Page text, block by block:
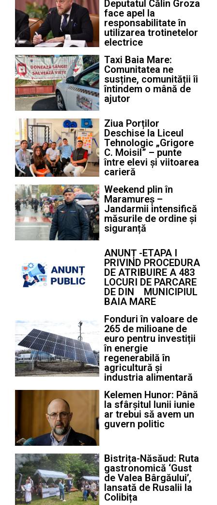
Deputatul Călin Groza
face apel la
responsabilitate în
utilizarea trotinetelor
electrice
Taxi Baia Mare:
Comunitatea ne
susține, comunității îi
întindem o mână de
ajutor
Ziua Porților
Deschise la Liceul
Tehnologic „Grigore
C. Moisil” – punte
între elevi și viitoarea
carieră
Weekend plin în
Maramureș –
Jandarmii intensifică
măsurile de ordine și
siguranță
ANUNȚ -ETAPA I
PRIVIND PROCEDURA
DE ATRIBUIRE A 483
LOCURI DE PARCARE
DE DIN MUNICIPIUL
BAIA MARE
Fonduri în valoare de
265 de milioane de
euro pentru investiții
în energie
regenerabilă în
agricultură și
industria alimentară
Kelemen Hunor: Până
la sfârșitul lunii iunie
ar trebui să avem un
guvern politic
Bistrița-Năsăud: Ruta
gastronomică ‘Gust
de Valea Bârgăului’,
lansată de Rusalii la
Colibița